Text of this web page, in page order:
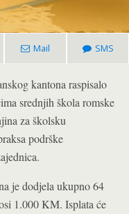
Mail SMS
kantona raspisalo
srednjih škola romske
za školsku
podrške
je dodjela ukupno 64
1.000 KM. Isplata će